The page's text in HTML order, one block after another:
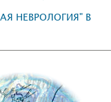
НЕВРОЛОГИЯ" В